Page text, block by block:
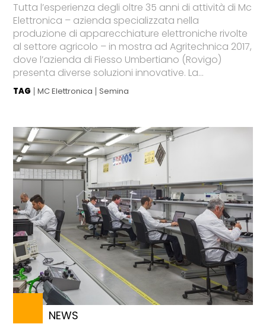
Tutta l’esperienza degli oltre 35 anni di attività di Mc
Elettronica – azienda specializzata nella
produzione di apparecchiature elettroniche rivolte
al settore agricolo – in mostra ad Agritechnica 2017,
dove l’azienda di Fiesso Umbertiano (Rovigo)
presenta diverse soluzioni innovative. La...
TAG MC Elettronica Semina
NEWS